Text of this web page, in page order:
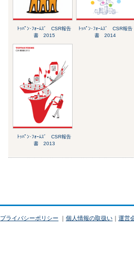
ﾄｯﾊﾟﾝ･ﾌｫｰﾑｽﾞ CSR報告
書 2015
ﾄｯﾊﾟﾝ･ﾌｫｰﾑｽﾞ CSR報告
書 2014
ﾄｯﾊﾟﾝ･ﾌｫｰﾑｽﾞ CSR報告
書 2013
プライバシーポリシー ｜ 個人情報の取扱い ｜ 運営